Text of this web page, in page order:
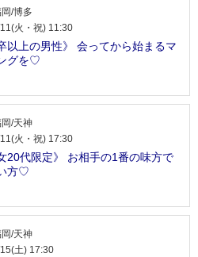
/博多
火・祝) 11:30
以上の男性》 会ってから始まるマ
グを♡
/天神
火・祝) 17:30
20代限定》 お相手の1番の味方で
方♡
/天神
土) 17:30